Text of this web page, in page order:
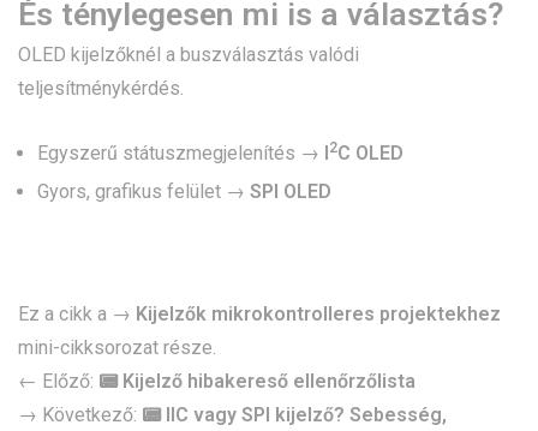
És ténylegesen mi is a választás?
OLED kijelzőknél a buszválasztás valódi
teljesítménykérdés.
Egyszerű státuszmegjelenítés → I2C OLED
Gyors, grafikus felület → SPI OLED
Ez a cikk a → Kijelzők mikrokontrolleres projektekhez
mini-cikksorozat része.
← Előző: 📟 Kijelző hibakereső ellenőrzőlista
→ Következő: 📟 IIC vagy SPI kijelző? Sebesség,